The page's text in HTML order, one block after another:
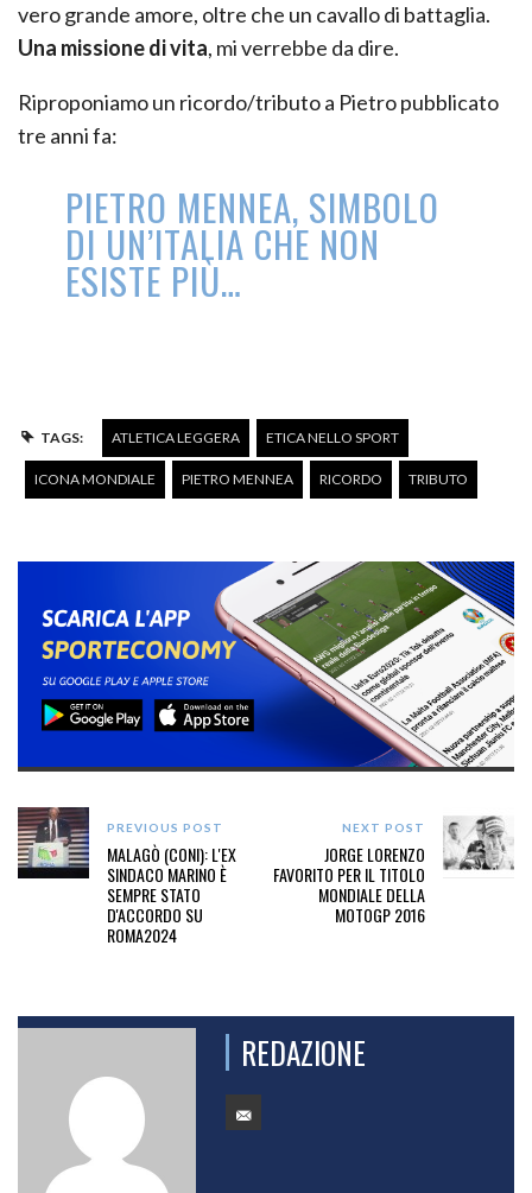
vero grande amore, oltre che un cavallo di battaglia.
Una missione di vita, mi verrebbe da dire.
Riproponiamo un ricordo/tributo a Pietro pubblicato
tre anni fa:
PIETRO MENNEA, SIMBOLO
DI UN’ITALIA CHE NON
ESISTE PIÙ…
TAGS: ATLETICA LEGGERA ETICA NELLO SPORT
ICONA MONDIALE PIETRO MENNEA RICORDO TRIBUTO
PREVIOUS POST
MALAGÒ (CONI): L'EX
SINDACO MARINO È
SEMPRE STATO
D'ACCORDO SU
ROMA2024
NEXT POST
JORGE LORENZO
FAVORITO PER IL TITOLO
MONDIALE DELLA
MOTOGP 2016
REDAZIONE